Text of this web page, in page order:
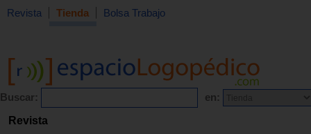
Revista Tienda Bolsa Trabajo
Buscar: en:
Revista